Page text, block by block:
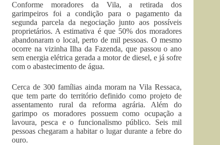
Conforme moradores da Vila, a retirada dos
garimpeiros foi a condição para o pagamento da
segunda parcela da negociação junto aos possíveis
proprietários. A estimativa é que 50% dos moradores
abandonaram o local, perto de mil pessoas. O mesmo
ocorre na vizinha Ilha da Fazenda, que passou o ano
sem energia elétrica gerada a motor de diesel, e já sofre
com o abastecimento de água.
Cerca de 300 famílias ainda moram na Vila Ressaca,
que tem parte do território definido como projeto de
assentamento rural da reforma agrária. Além do
garimpo os moradores possuem como ocupação a
lavoura, pesca e o funcionalismo público. Seis mil
pessoas chegaram a habitar o lugar durante a febre do
ouro.